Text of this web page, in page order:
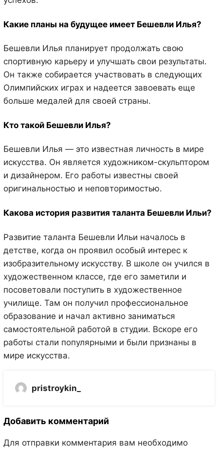
Какие планы на будущее имеет Бешевли Илья?
Бешевли Илья планирует продолжать свою
спортивную карьеру и улучшать свои результаты.
Он также собирается участвовать в следующих
Олимпийских играх и надеется завоевать еще
больше медалей для своей страны.
Кто такой Бешевли Илья?
Бешевли Илья — это известная личность в мире
искусства. Он является художником-скульптором
и дизайнером. Его работы известны своей
оригинальностью и неповторимостью.
Какова история развития таланта Бешевли Ильи?
Развитие таланта Бешевли Ильи началось в
детстве, когда он проявил особый интерес к
изобразительному искусству. В школе он учился в
художественном классе, где его заметили и
посоветовали поступить в художественное
училище. Там он получил профессиональное
образование и начал активно заниматься
самостоятельной работой в студии. Вскоре его
работы стали популярными и были признаны в
мире искусства.
pristroykin_
Добавить комментарий
Для отправки комментария вам необходимо